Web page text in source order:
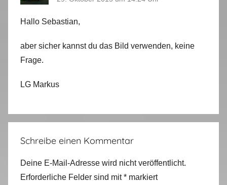
Hallo Sebastian,
aber sicher kannst du das Bild verwenden, keine
Frage.
LG Markus
Schreibe einen Kommentar
Deine E-Mail-Adresse wird nicht veröffentlicht.
Erforderliche Felder sind mit* markiert